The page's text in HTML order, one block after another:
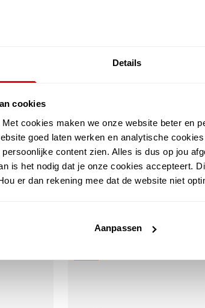
Details
cookies
cookies maken we onze website beter en
goed laten werken en analytische
content zien. Alles is dus op jou
is het nodig dat je onze cookies accepteert.
er dan rekening mee dat de website niet
Aanpassen
merken